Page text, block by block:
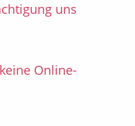
uns
Online-